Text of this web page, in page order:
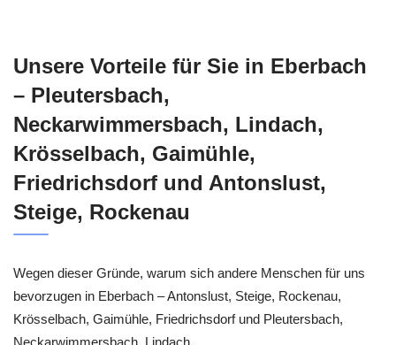
Unsere Vorteile für Sie in Eberbach
– Pleutersbach,
Neckarwimmersbach, Lindach,
Krösselbach, Gaimühle,
Friedrichsdorf und Antonslust,
Steige, Rockenau
Wegen dieser Gründe, warum sich andere Menschen für uns
bevorzugen in Eberbach – Antonslust, Steige, Rockenau,
Krösselbach, Gaimühle, Friedrichsdorf und Pleutersbach,